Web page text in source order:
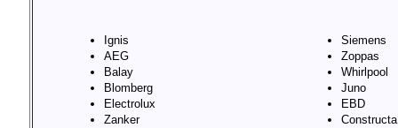
Ignis
AEG
Balay
Blomberg
Electrolux
Zanker
Siemens
Zoppas
Whirlpool
Juno
EBD
Constructa